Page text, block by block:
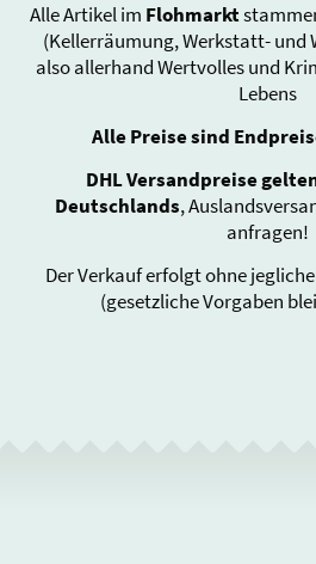
Alle Artikel im Flohmarkt
(Kellerräumung, Werkstatt- und
also allerhand Wertvolles und
Lebens
Alle Preise sind
DHL Versandpreise
Deutschlands,
anfragen!
Der Verkauf erfolgt ohne
(gesetzliche Vorgaben